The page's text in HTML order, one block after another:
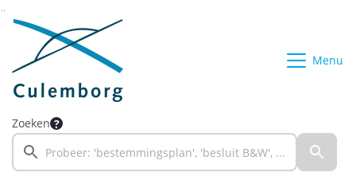
Ga naar de inhoud van deze pagina
Ga naar het zoeken
Ga naar het menu
Menu
Zoeken